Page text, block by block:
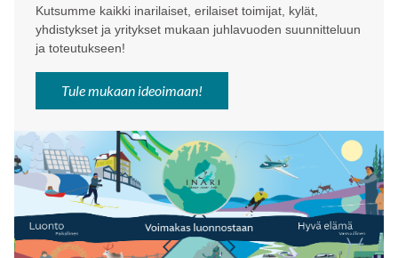
Kutsumme kaikki inarilaiset, erilaiset toimijat, kylät,
yhdistykset ja yritykset mukaan juhlavuoden suunnitteluun
ja toteutukseen!
Tule mukaan ideoimaan!